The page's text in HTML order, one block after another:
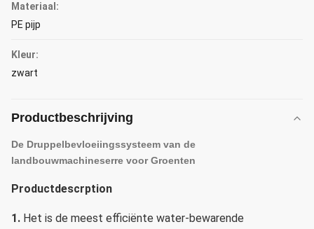
Materiaal:
PE pijp
Kleur:
zwart
Productbeschrijving
De Druppelbevloeiingssysteem van de
landbouwmachineserre voor Groenten
Productdescrption
1. Het is de meest efficiënte water-bewarende